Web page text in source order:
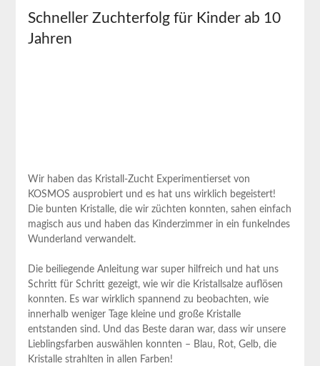
Schneller Zuchterfolg⁤ für Kinder ab 10
Jahren
Wir haben das⁣ Kristall-Zucht Experimentierset⁢ von
KOSMOS ausprobiert und es hat ⁢uns wirklich begeistert!
Die bunten Kristalle, die wir züchten konnten, sahen einfach
magisch aus und haben das Kinderzimmer in ein funkelndes
Wunderland verwandelt.
Die beiliegende Anleitung war super⁣ hilfreich und⁣ hat ‍uns‍
Schritt für Schritt gezeigt, ⁢wie wir die Kristallsalze auflösen
konnten. Es war⁢ wirklich spannend zu beobachten, wie
innerhalb weniger Tage kleine und große Kristalle
entstanden sind. Und das Beste daran war, dass wir unsere
Lieblingsfarben auswählen konnten‌ – Blau, ​Rot, Gelb,⁤ die
Kristalle strahlten in allen Farben!